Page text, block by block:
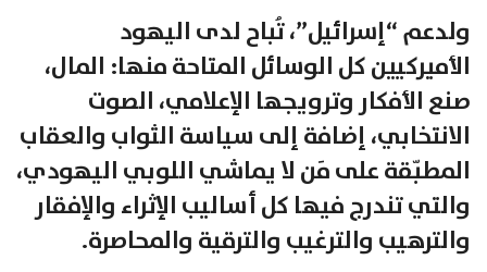
ولدعم “إسرائيل”، تُباح لدى اليهود
الأميركيين كل الوسائل المتاحة منها: المال،
صنع الأفكار وترويجها الإعلامي، الصوت
الانتخابي، إضافة إلى سياسة الثواب والعقاب
المطبّقة على مَن لا يماشي اللوبي اليهودي،
والتي تندرج فيها كل أساليب الإثراء والإفقار
والترهيب والترغيب والترقية والمحاصرة.